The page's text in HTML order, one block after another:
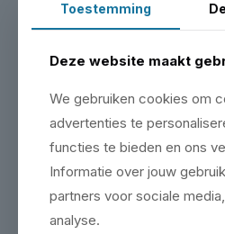
Bezoek onze showroom
Zeemanlaan 16 in IJsselstein.
Plan je bezoek
Toestemming
Deze website maakt
We gebruiken cookies om
advertenties te
functies te bieden en ons
Informatie over jouw
partners voor sociale
analyse.